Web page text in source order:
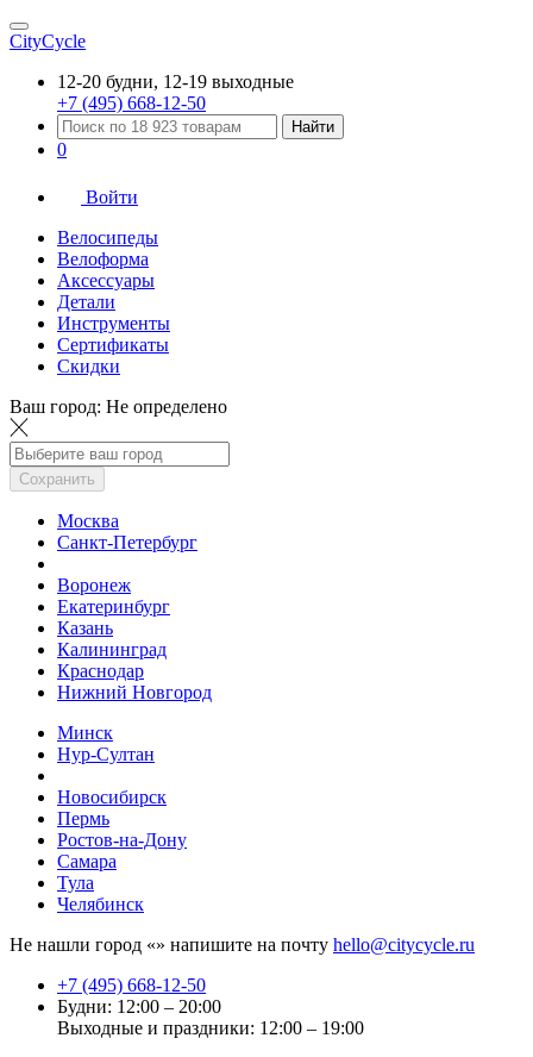
CityCycle
12-20 будни, 12-19 выходные
+7 (495) 668-12-50
Найти
0
Войти
Велосипеды
Велоформа
Аксессуары
Детали
Инструменты
Сертификаты
Скидки
Ваш город: Не определено
Сохранить
Москва
Санкт-Петербург
Воронеж
Екатеринбург
Казань
Калининград
Краснодар
Нижний Новгород
Минск
Нур-Султан
Новосибирск
Пермь
Ростов-на-Дону
Самара
Тула
Челябинск
Не нашли город «» напишите на почту hello@citycycle.ru
+7 (495) 668-12-50
Будни: 12:00 – 20:00
Выходные и праздники: 12:00 – 19:00